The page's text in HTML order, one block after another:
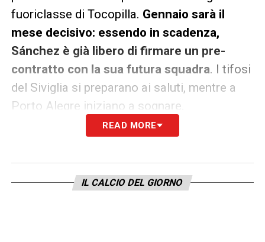
fuoriclasse di Tocopilla. Gennaio sarà il
mese decisivo: essendo in scadenza,
Sánchez è già libero di firmare un pre-
contratto con la sua futura squadra. I tifosi
del Siviglia si preparano ai saluti, mentre a
Porto Alegre iniziano a sognare.
READ MORE
IL CALCIO DEL GIORNO